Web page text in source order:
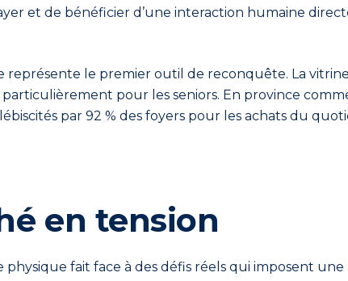
et de bénéficier d’une interaction humaine
représente le premier outil de reconquête. La
pour les seniors. En province
par 92 % des foyers pour les achats du
en tension
fait face à des défis réels qui imposent